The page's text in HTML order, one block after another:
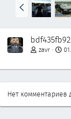
Н
а
а
д
zavr
Нет комментариев